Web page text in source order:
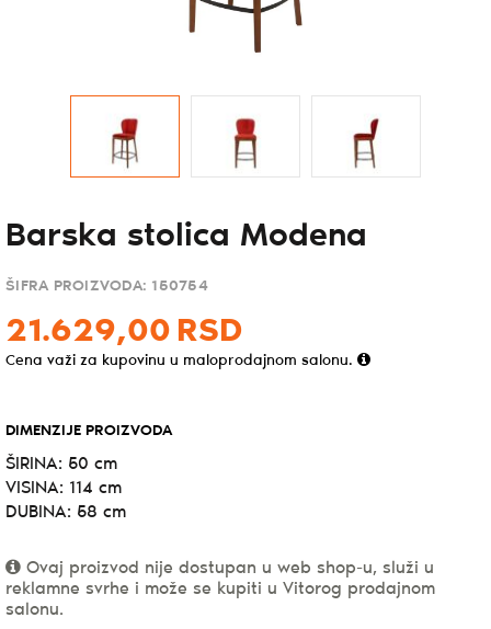
Barska stolica Modena
ŠIFRA PROIZVODA: 150754
21.629,00 RSD
Cena važi za kupovinu u maloprodajnom salonu.
DIMENZIJE PROIZVODA
ŠIRINA: 50 cm
VISINA: 114 cm
DUBINA: 58 cm
Ovaj proizvod nije dostupan u web shop-u, služi u
reklamne svrhe i može se kupiti u Vitorog prodajnom
salonu.